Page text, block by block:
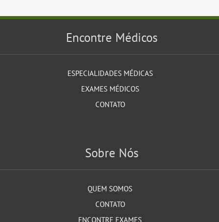
Encontre Médicos
ESPECIALIDADES MÉDICAS
EXAMES MÉDICOS
CONTATO
Sobre Nós
QUEM SOMOS
CONTATO
ENCONTRE EXAMES